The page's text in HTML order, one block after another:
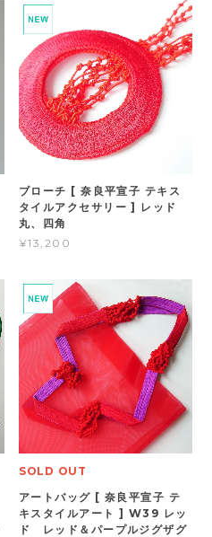
ブローチ [ 奈良平宣子 テキス
タイルアクセサリー ] レッド
丸、四角
¥13,200
SOLD OUT
アートバッグ [ 奈良平宣子 テ
キスタイルアート ] W39 レッ
ド レッド＆パープルジグザグ